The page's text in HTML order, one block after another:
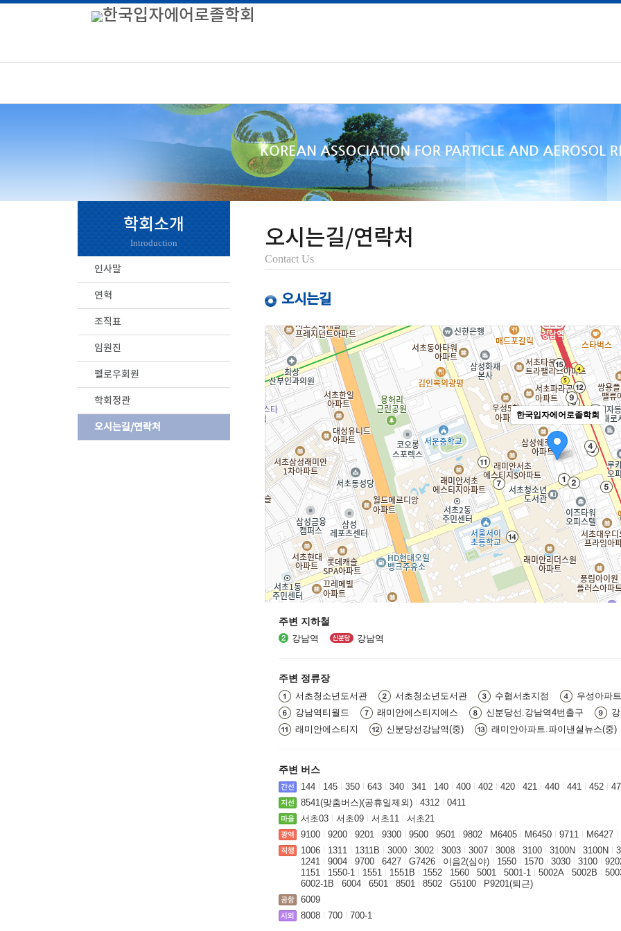
학회소개
Introduction
인사말
연혁
조직표
임원진
펠로우회원
학회정관
오시는길/연락처
오시는길/연락처
Contact Us
오시는길
한국입자에어로졸학회
주변 지하철
강남역 강남역
주변 정류장
서초청소년도서관 서초청소년도서관 수협서초지점
우성아파
강남역티월드
래미안에스티지에스 신분당선.강남역4번출구
래미안에스티지
신분당선강남역(중) 래미안아파트.파이낸셜뉴스(중)
주변 버스
144 145 350 643 340 341 140 400 402 420 421 440 441 452
8541(맞춤버스)(공휴일제외)
4312
0411
서초03
서초09 서초11
서초21
9100
9200 9201 9300 9500 9501 9802 M6405 M6450 9711
M6427
1006
1311 1311B 3000 3002 3003 3007 3008 3100 3100N 3100N
1241
9004 9700 6427 G7426 이음2(심야) 1550 1570 3030 3100
1151
1550-1 1551 1551B 1552 1560 5001 5001-1 5002A 5002B
6002-1B
6004 6501 8501 8502 G5100
P9201(퇴근)
6009
8008
700 700-1